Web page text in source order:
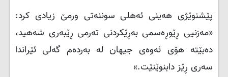
پێشنوێژی هەینی ئەهلی سوننەتی ورمێ زیادی کرد:
«مەزنیی ڕێوڕەسمی بەڕێکردنی تەرمی ڕێبەری شەهید،
دەبێتە هۆی ئەوەی جیهان لە بەردەم گەلی ئێراندا
سەری ڕێز دابنوێنێت.»